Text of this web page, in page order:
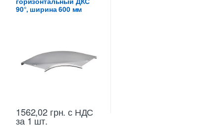
ответвители
90°, ширина 600 мм
1562,02 грн. с НДС
за 1 шт.